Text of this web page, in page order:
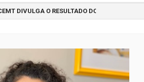
DIVULGA O RESULTADO DO CONCURSO